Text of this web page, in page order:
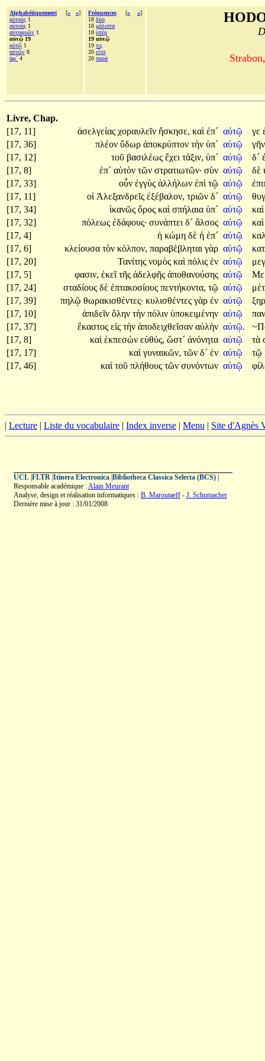
Alphabétiquement [« »]
αὐτούς 1
αὑτοὺς 1
αὐτοφυῶν 1
αὐτῷ 19
αὑτῷ 1
αὐτῶν 8
ἀφ´ 4
Fréquences [« »]
18 δύο
18 μάλιστα
18 ὑπὲρ
19 αὐτῷ
19 τις
20 εἶτα
20 παρὰ
Livre, Chap.
[17, 11]
ἀσελγείας χοραυλεῖν ἤσκησε, καὶ ἐπ´ αὐτῷ γε
[17, 36]
πλέον ὕδωρ ἀποκρύπτον τὴν ὑπ´ αὐτῷ
[17, 12]
τοῦ βασιλέως ἔχει τάξιν, ὑπ´ αὐτῷ δ´
[17, 8]
ἐπ´ αὐτὸν τῶν στρατιωτῶν· σὺν αὐτῷ δὲ
[17, 33]
οὖν ἐγγὺς ἀλλήλων ἐπὶ τῷ αὐτῷ
[17, 11]
οἱ Ἀλεξανδρεῖς ἐξέβαλον, τριῶν δ´ αὐτῷ
[17, 34]
ἱκανῶς ὄρος καὶ σπήλαια ὑπ´ αὐτῷ
[17, 32]
πόλεως ἐδάφους· συνάπτει δ´ ἄλσος αὐτῷ
[17, 4]
ἡ κώμη δὲ ἡ ἐπ´ αὐτῷ
[17, 6]
κλείουσα τὸν κόλπον, παραβέβληται γὰρ αὐτῷ
[17, 20]
Τανίτης νομὸς καὶ πόλις ἐν αὐτῷ
[17, 5]
φασιν, ἐκεῖτῆς ἀδελφῆς ἀποθανούσης αὐτῷ
[17, 24]
σταδίους δὲ ἑπτακοσίους πεντήκοντα, τῷ αὐτῷ
[17, 39]
πηλῷ θωρακισθέντες· κυλισθέντες γὰρ ἐν αὐτῷ
[17, 10]
ἀπιδεῖν ὅλην τὴν πόλιν ὑποκειμένην αὐτῷ
[17, 37]
ἕκαστος εἰς τὴν ἀποδειχθεῖσαν αὐλὴν αὐτῷ.
[17, 8]
καὶ ἐκπεσὼν εὐθύς, ὥστ´ ἀνόνητα αὐτῷ τὰ
[17, 17]
καὶ γυναικῶν, τῶν δ´ ἐν αὐτῷ τῷ
[17, 46]
καὶ τοῦ πλήθους τῶν συνόντων αὐτῷ
| Lecture | Liste du vocabulaire | Index inverse | Menu | Site d'Agnès
UCL| FLTR| Itinera Electronica| Bibliotheca Classica Selecta (BCS)|
Responsable académique :Alain Meurant
Analyse, design et réalisation informatiques : B. Maroutaeff- J. Schumacher
Dernière mise à jour : 31/01/2008